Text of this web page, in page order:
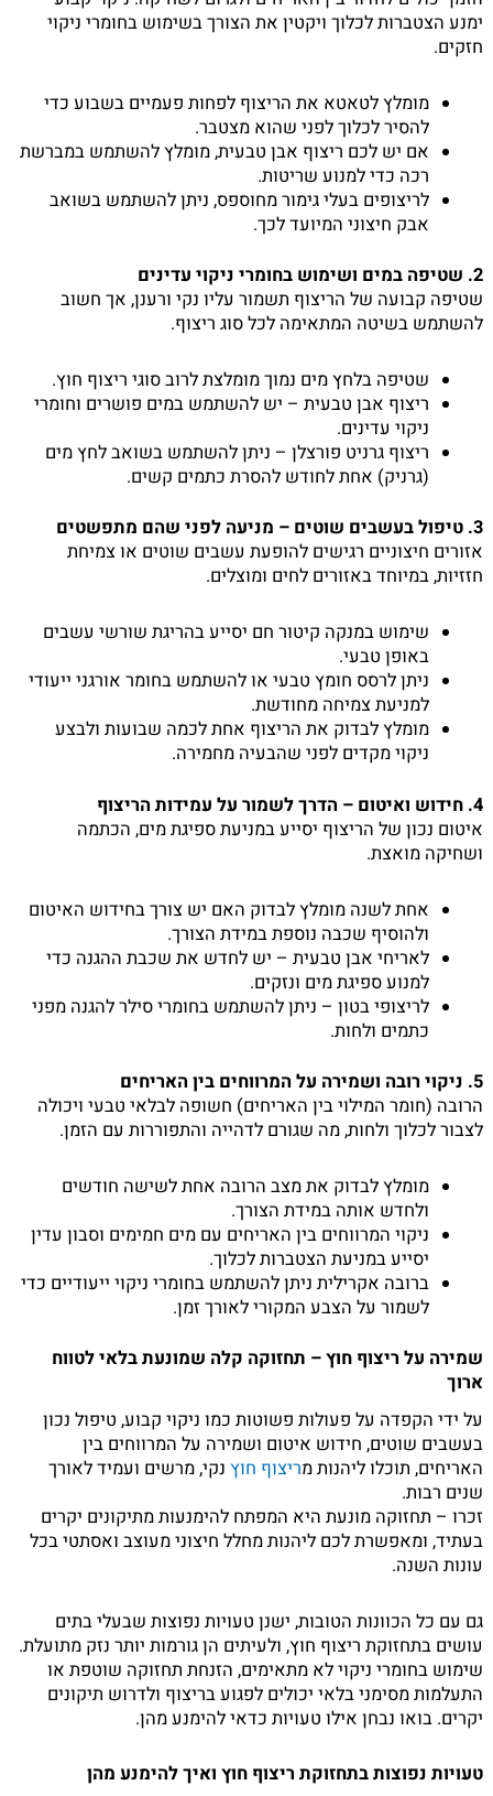
ימנע הצטברות לכלוך ויקטין את הצורך בשימוש בחומרי ניקוי
חזקים.
מומלץ לטאטא את הריצוף לפחות פעמיים בשבוע כדי
להסיר לכלוך לפני שהוא מצטבר.
אם יש לכם ריצוף אבן טבעית, מומלץ להשתמש במברשת
רכה כדי למנוע שריטות.
לריצופים בעלי גימור מחוספס, ניתן להשתמש בשואב
אבק חיצוני המיועד לכך.
2. שטיפה במים ושימוש בחומרי ניקוי עדינים
שטיפה קבועה של הריצוף תשמור עליו נקי ורענן, אך חשוב
להשתמש בשיטה המתאימה לכל סוג ריצוף.
שטיפה בלחץ מים נמוך מומלצת לרוב סוגי ריצוף חוץ.
ריצוף אבן טבעית – יש להשתמש במים פושרים וחומרי
ניקוי עדינים.
ריצוף גרניט פורצלן – ניתן להשתמש בשואב לחץ מים
(גרניק) אחת לחודש להסרת כתמים קשים.
3. טיפול בעשבים שוטים – מניעה לפני שהם מתפשטים
אזורים חיצוניים רגישים להופעת עשבים שוטים או צמיחת
חזזיות, במיוחד באזורים לחים ומוצלים.
שימוש במנקה קיטור חם יסייע בהריגת שורשי עשבים
באופן טבעי.
ניתן לרסס חומץ טבעי או להשתמש בחומר אורגני ייעודי
למניעת צמיחה מחודשת.
מומלץ לבדוק את הריצוף אחת לכמה שבועות ולבצע
ניקוי מקדים לפני שהבעיה מחמירה.
4. חידוש ואיטום – הדרך לשמור על עמידות הריצוף
איטום נכון של הריצוף יסייע במניעת ספיגת מים, הכתמה
ושחיקה מואצת.
אחת לשנה מומלץ לבדוק האם יש צורך בחידוש האיטום
ולהוסיף שכבה נוספת במידת הצורך.
לאריחי אבן טבעית – יש לחדש את שכבת ההגנה כדי
למנוע ספיגת מים ונזקים.
לריצופי בטון – ניתן להשתמש בחומרי סילר להגנה מפני
כתמים ולחות.
5. ניקוי רובה ושמירה על המרווחים בין האריחים
הרובה (חומר המילוי בין האריחים) חשופה לבלאי טבעי ויכולה
לצבור לכלוך ולחות, מה שגורם לדהייה והתפוררות עם הזמן.
מומלץ לבדוק את מצב הרובה אחת לשישה חודשים
ולחדש אותה במידת הצורך.
ניקוי המרווחים בין האריחים עם מים חמימים וסבון עדין
יסייע במניעת הצטברות לכלוך.
ברובה אקרילית ניתן להשתמש בחומרי ניקוי ייעודיים כדי
לשמור על הצבע המקורי לאורך זמן.
שמירה על ריצוף חוץ – תחזוקה קלה שמונעת בלאי לטווח
ארוך
על ידי הקפדה על פעולות פשוטות כמו ניקוי קבוע, טיפול נכון
בעשבים שוטים, חידוש איטום ושמירה על המרווחים בין
האריחים, תוכלו ליהנות מריצוף חוץ נקי, מרשים ועמיד לאורך
שנים רבות.
זכרו – תחזוקה מונעת היא המפתח להימנעות מתיקונים יקרים
בעתיד, ומאפשרת לכם ליהנות מחלל חיצוני מעוצב ואסתטי בכל
עונות השנה.
גם עם כל הכוונות הטובות, ישנן טעויות נפוצות שבעלי בתים
עושים בתחזוקת ריצוף חוץ, ולעיתים הן גורמות יותר נזק מתועלת.
שימוש בחומרי ניקוי לא מתאימים, הזנחת תחזוקה שוטפת או
התעלמות מסימני בלאי יכולים לפגוע בריצוף ולדרוש תיקונים
יקרים. בואו נבחן אילו טעויות כדאי להימנע מהן.
טעויות נפוצות בתחזוקת ריצוף חוץ ואיך להימנע מהן